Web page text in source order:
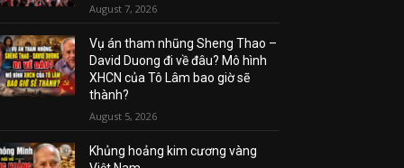
August 7, 2026
Vụ án tham nhũng Sheng Thao –
David Duong đi về đâu? Mô hình
XHCN của Tô Lâm bao giờ sẽ
thành?
August 5, 2026
Khủng hoảng kim cương vàng